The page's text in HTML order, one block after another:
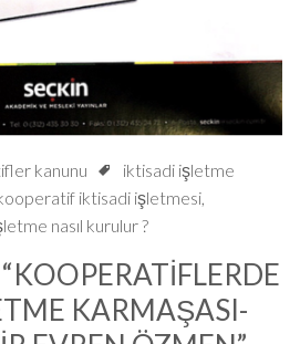
kanunu
iktisadi işletme
iktisadi işletmesi
nasıl kurulur ?
KOOPERATİFLERDE
KARMAŞASI-